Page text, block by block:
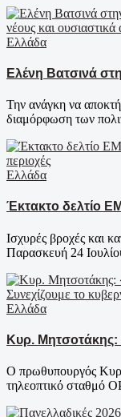
Ελλάδα
Ελένη Βατσινά
Την ανάγκη να
διαμόρφωση των
Ελλάδα
Έκτακτο δελτίο
Ισχυρές βροχές και
Παρασκευή 24
Ελλάδα
Κυρ. Μητσοτάκης:
Ο πρωθυπουργός
τηλεοπτικό σταθμό